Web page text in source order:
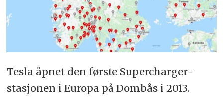
Tesla åpnet den første Supercharger-
stasjonen i Europa på Dombås i 2013.